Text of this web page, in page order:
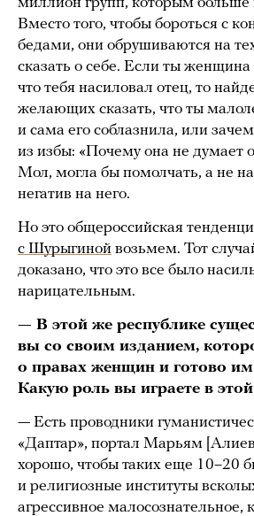
Вместо того, чтобы бороться с
бедами, они обрушиваются на
сказать о себе. Если ты женщина
что тебя насиловал отец, то
желающих сказать, что ты
и сама его соблазнила, или
из избы: «Почему она не думает
Мол, могла бы помолчать, а не
негатив на него.
Но это общероссийская
с Шурыгиной возьмем. Тот
доказано, что это все было
нарицательным.
— В этой же республике
вы со своим изданием,
о правах женщин и готово
Какую роль вы играете в
— Есть проводники
«Даптар», портал Марьям
хорошо, чтобы таких еще 10–20
и религиозные институты
агрессивное малосознательное,